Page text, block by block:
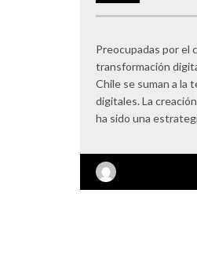
Preocupadas por el
transformación
Chile se suman a la
digitales. La
ha sido una